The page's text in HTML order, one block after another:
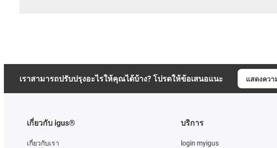
เราสามารถปรับปรุงอะไรให้คุณได้บ้าง? โปรดให้ข้อเสนอแนะ แสดงคว
เกี่ยวกับ igus®
เกี่ยวกับเรา
บริการ
login myigus